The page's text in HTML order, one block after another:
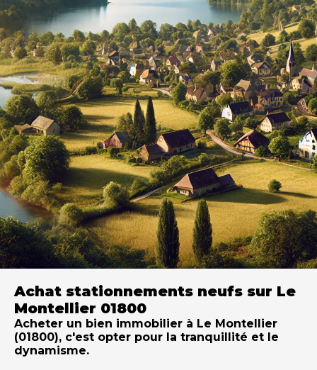
Achat stationnements neufs sur Le
Montellier 01800
Acheter un bien immobilier à Le Montellier
(01800), c'est opter pour la tranquillité et le
dynamisme.